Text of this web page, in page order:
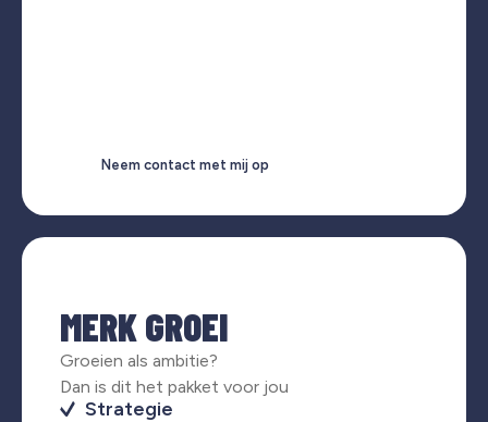
Neem contact met mij op
MERK GROEI
Groeien als ambitie?
Dan is dit het pakket voor jou
Strategie